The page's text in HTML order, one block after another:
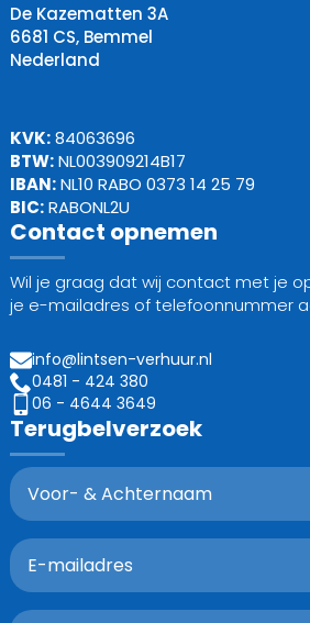
De Kazematten 3A
6681 CS, Bemmel
Nederland
KVK:84063696
BTW:NL003909214B17
IBAN:NL10 RABO 0373 14 25 79
BIC:RABONL2U
Contact opnemen
Wil je graag dat wij contact met je
je e-mailadres of telefoonnummer
info@lintsen-verhuur.nl
0481 - 424 380
06 - 4644 3649
Terugbelverzoek